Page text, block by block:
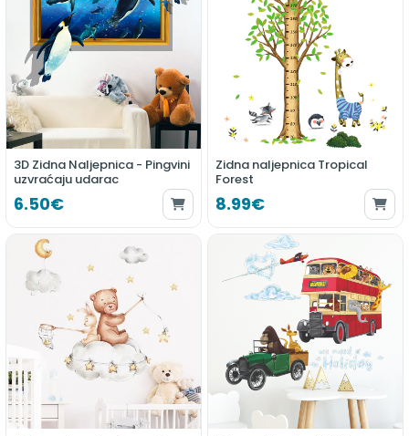
3D Zidna Naljepnica - Pingvini
uzvraćaju udarac
6.50€
Zidna naljepnica Tropical
Forest
8.99€